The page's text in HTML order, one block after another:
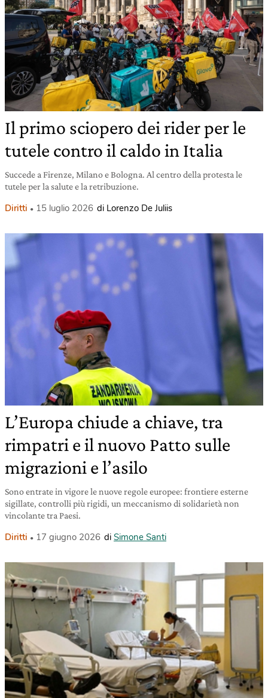
Il primo sciopero dei rider per le
tutele contro il caldo in Italia
Succede a Firenze, Milano e Bologna. Al centro della protesta le
tutele per la salute e la retribuzione.
Diritti 15 luglio 2026 di Lorenzo De Juliis
L’Europa chiude a chiave, tra
rimpatri e il nuovo Patto sulle
migrazioni e l’asilo
Sono entrate in vigore le nuove regole europee: frontiere esterne
sigillate, controlli più rigidi, un meccanismo di solidarietà non
vincolante tra Paesi.
Diritti 17 giugno 2026 di Simone Santi